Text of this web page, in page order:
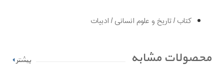
کتاب/تاریخ و علوم انسانی/ادبیات
محصولات مشابه بیشتر